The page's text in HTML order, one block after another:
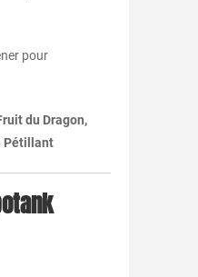
pour
du Dragon,
Pétillant